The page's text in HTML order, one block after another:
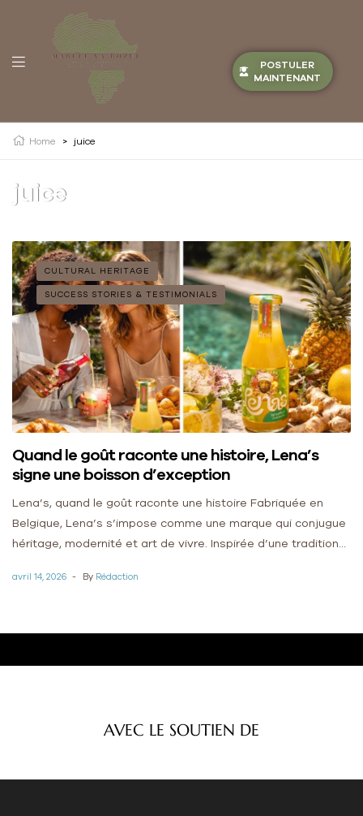
POSTULER
MAINTENANT
Home > juice
juice
CULTURAL HERITAGE
SUCCESS STORIES & TESTIMONIALS
Quand le goût raconte une histoire, Lena’s
signe une boisson d’exception
Lena’s, quand le goût raconte une histoire Fabriquée en
Belgique, Lena’s s’impose comme une marque qui conjugue
héritage, modernité et art de vivre. Inspirée d’une tradition
avril 14, 2026 By Rédaction
AVEC LE SOUTIEN DE